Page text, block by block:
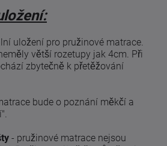
uložení pro pružinové matrace.
větší rozetupy jak 4cm. Při
zbytečně k přetěžování
bude o poznání měkčí a
- pružinové matrace nejsou